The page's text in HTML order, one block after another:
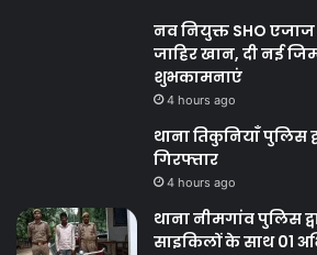
नव नियुक्त SHO
जाहिर खान, दी नई
शुभकामनाएं
4 hours ago
थाना तिकुनियाँ पुलिस
गिरफ्तार
4 hours ago
थाना नीमगांव पुलिस
साइकिलों के साथ 01